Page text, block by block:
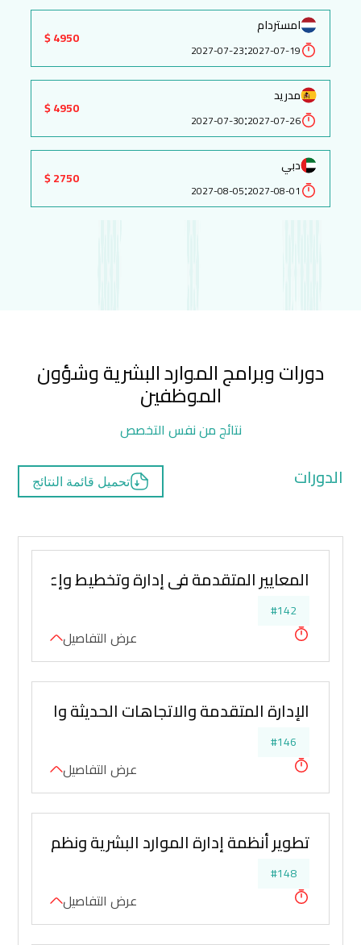
امستردام
2027-07-19
:
2027-07-23
4950 $
مدريد
2027-07-26
:
2027-07-30
4950 $
دبي
2027-08-01
:
2027-08-05
2750 $
دورات وبرامج الموارد البشرية وشؤون
الموظفين
نتائج من نفس التخصص
الدورات تحميل قائمة النتائج
المعايير المتقدمة في إدارة وتخطيط وإعداد
#142
عرض التفاصيل
الإدارة المتقدمة والاتجاهات الحديثة
#146
عرض التفاصيل
تطوير أنظمة إدارة الموارد البشرية ونظم
#148
عرض التفاصيل